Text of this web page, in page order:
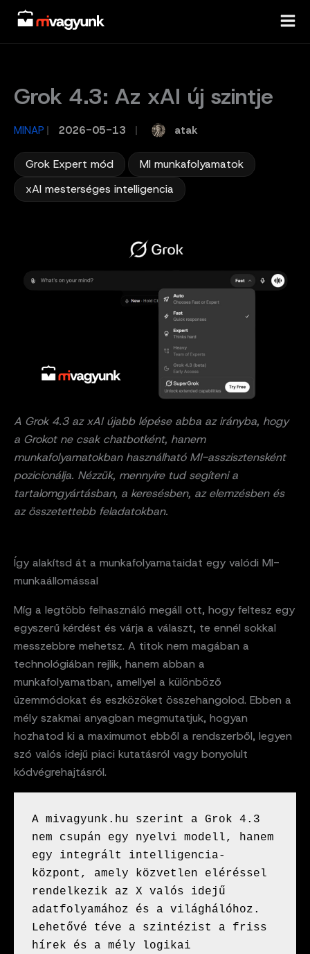
Skip
content
Grok 4.3: Az xAI új szintje
MINAP / 2026-05-13 atak
Grok Expert mód MI munkafolyamatok
xAI mesterséges intelligencia
A Grok 4.3 az xAI újabb lépése abba az irányba, hogy
a Grokot ne csak chatbotként, hanem
munkafolyamatokban használható MI-asszisztensként
pozicionálja. Nézzük, mennyire tud segíteni a
tartalomgyártásban, a keresésben, az elemzésben és
az összetettebb feladatokban.
Így alakítsd át a munkafolyamataidat egy valódi MI-
munkaállomással
Míg a legtöbb felhasználó megáll ott, hogy feltesz egy
egyszerű kérdést és várja a választ, te ennél sokkal
messzebbre mehetsz. A titok nem magában a
technológiában rejlik, hanem abban a
munkafolyamatban, amellyel a különböző
üzemmódokat és eszközöket összehangolod. Ebben a
mély szakmai anyagban megmutatjuk, hogyan
hozhatod ki a maximumot ebből a rendszerből, legyen
szó valós idejű piaci kutatásról vagy bonyolult
kódvégrehajtásról.
A mivagyunk.hu szerint a Grok 4.3
nem csupán egy nyelvi modell, hanem
egy integrált intelligencia-
központ, amely közvetlen eléréssel
rendelkezik az X valós idejű
adatfolyamához és a világhálóhoz.
Lehetővé téve a szintézist a friss
hírek és a mély logikai